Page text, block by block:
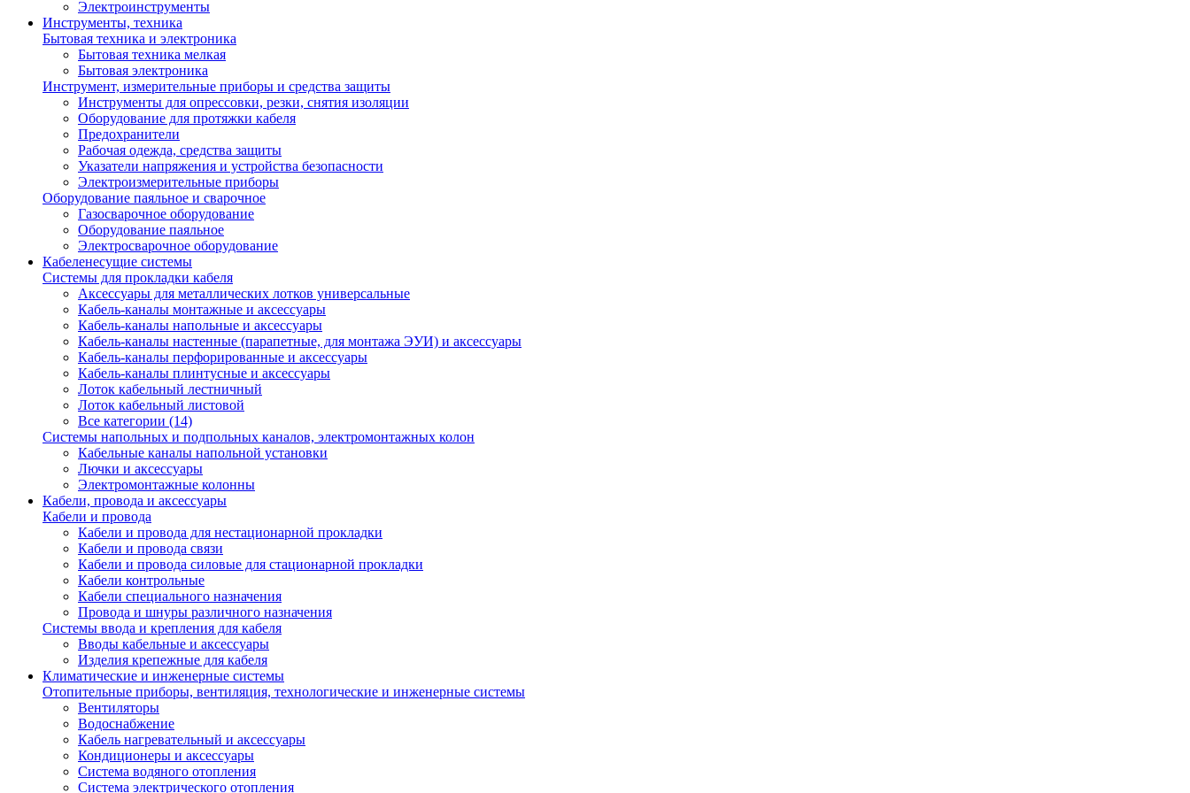
Электроинструменты
Инструменты, техника
Бытовая техника и электроника
Бытовая техника мелкая
Бытовая электроника
Инструмент, измерительные приборы и средства защиты
Инструменты для опрессовки, резки, снятия изоляции
Оборудование для протяжки кабеля
Предохранители
Рабочая одежда, средства защиты
Указатели напряжения и устройства безопасности
Электроизмерительные приборы
Оборудование паяльное и сварочное
Газосварочное оборудование
Оборудование паяльное
Электросварочное оборудование
Кабеленесущие системы
Системы для прокладки кабеля
Аксессуары для металлических лотков универсальные
Кабель-каналы монтажные и аксессуары
Кабель-каналы напольные и аксессуары
Кабель-каналы настенные (парапетные, для монтажа ЭУИ) и аксессуары
Кабель-каналы перфорированные и аксессуары
Кабель-каналы плинтусные и аксессуары
Лоток кабельный лестничный
Лоток кабельный листовой
Все категории (14)
Системы напольных и подпольных каналов, электромонтажных колон
Кабельные каналы напольной установки
Лючки и аксессуары
Электромонтажные колонны
Кабели, провода и аксессуары
Кабели и провода
Кабели и провода для нестационарной прокладки
Кабели и провода связи
Кабели и провода силовые для стационарной прокладки
Кабели контрольные
Кабели специального назначения
Провода и шнуры различного назначения
Системы ввода и крепления для кабеля
Вводы кабельные и аксессуары
Изделия крепежные для кабеля
Климатические и инженерные системы
Отопительные приборы, вентиляция, технологические и инженерные системы
Вентиляторы
Водоснабжение
Кабель нагревательный и аксессуары
Кондиционеры и аксессуары
Система водяного отопления
Система электрического отопления